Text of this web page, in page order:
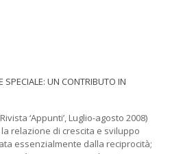
SPECIALE: UN CONTRIBUTO IN
‘Appunti’, Luglio-agosto 2008)
relazione di crescita e sviluppo
essenzialmente dalla reciprocità;